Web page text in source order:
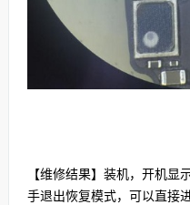
【维修结果】装机，开机
手退出恢复模式，可以直接